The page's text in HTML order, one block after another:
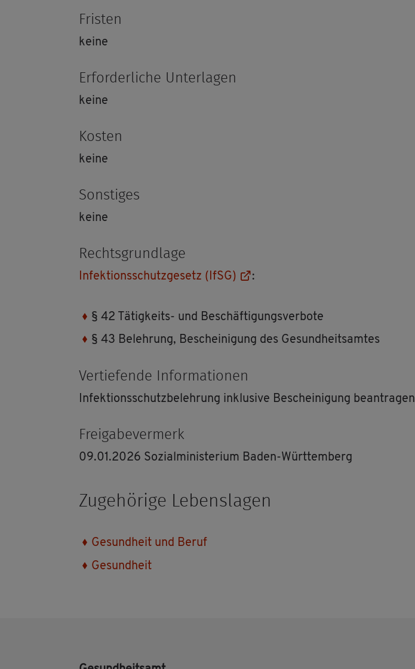
Fris­ten
keine
Er­for­der­li­che Un­ter­la­gen
keine
Kos­ten
keine
Sons­ti­ges
keine
Rechts­grund­la­ge
In­fek­ti­ons­schutz­ge­setz (IfSG) :
§ 42 Tä­tig­keits- und Be­schäf­ti­gungs­ver­bo­te
§ 43 Be­leh­rung, Be­schei­ni­gung des Ge­sund­heits­am­tes
Ver­tie­fen­de In­for­ma­tio­nen
In­fek­ti­ons­schutz­be­leh­rung in­klu­si­ve Be­schei­ni­gung be­an­tra­gen
Frei­ga­be­ver­merk
09.01.2026 So­zi­al­mi­nis­te­ri­um Baden-Würt­tem­berg
Zu­ge­hö­ri­ge Le­bens­la­gen
Ge­sund­heit und Beruf
Ge­sund­heit